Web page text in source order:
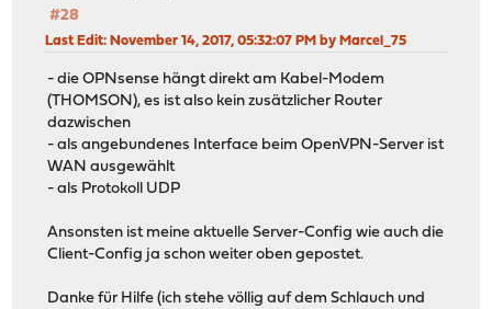
#28
Last Edit: November 14, 2017, 05:32:07 PM by Marcel_75
- die OPNsense hängt direkt am Kabel-Modem
(THOMSON), es ist also kein zusätzlicher Router
dazwischen
- als angebundenes Interface beim OpenVPN-Server ist
WAN ausgewählt
- als Protokoll UDP
Ansonsten ist meine aktuelle Server-Config wie auch die
Client-Config ja schon weiter oben gepostet.
Danke für Hilfe (ich stehe völlig auf dem Schlauch und